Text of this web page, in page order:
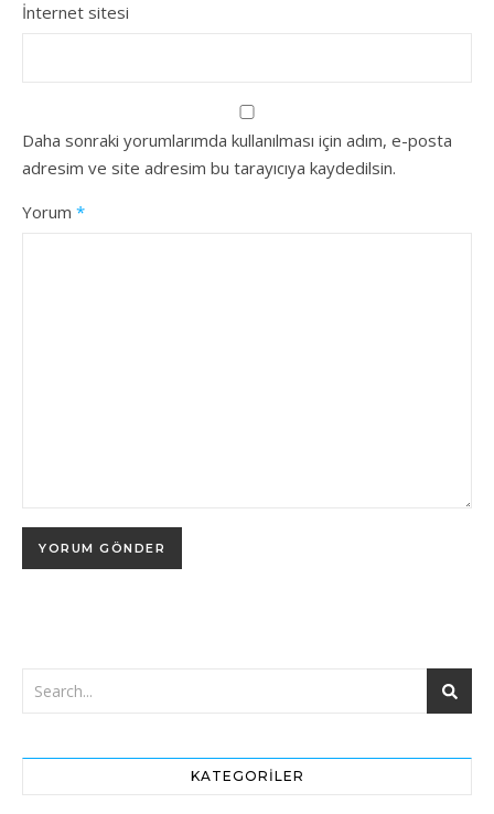
İnternet sitesi
Daha sonraki yorumlarımda kullanılması için adım, e-posta
adresim ve site adresim bu tarayıcıya kaydedilsin.
Yorum *
KATEGORILER